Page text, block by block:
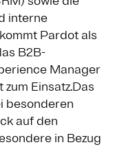
interne
Pardot als
B2B-
Manager
Einsatz.Das
besonderen
auf den
in Bezug